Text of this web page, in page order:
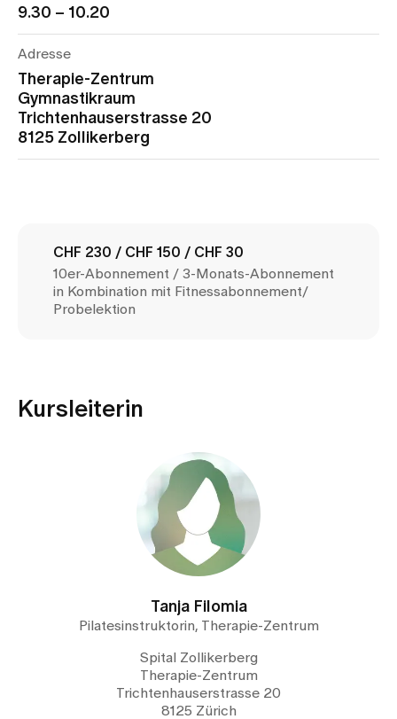
Jobs & Karriere
Kontakt
9.30 – 10.20
Adresse
Therapie-Zentrum
Gymnastikraum
Trichtenhauserstrasse 20
8125 Zollikerberg
CHF 230 / CHF 150 / CHF 30
10er-Abonnement / 3-Monats-Abonnement
in Kombination mit Fitnessabonnement/
Probelektion
Kursleiterin
Tanja Filomia
Pilatesinstruktorin, Therapie-Zentrum
Spital Zollikerberg
Therapie-Zentrum
Trichtenhauserstrasse 20
8125 Zürich